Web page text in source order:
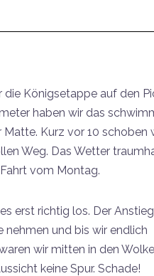
Königsetappe auf den
haben wir das
Matte. Kurz vor 10
Weg. Das Wetter
vom Montag.
erst richtig los. Der Anstieg
nehmen und bis wir endlich
wir mitten in den
keine Spur. Schade!